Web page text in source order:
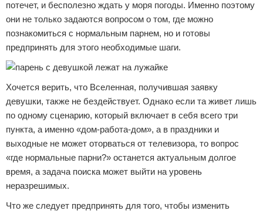
потечет, и бесполезно ждать у моря погоды. Именно поэтому
они не только задаются вопросом о том, где можно
познакомиться с нормальным парнем, но и готовы
предпринять для этого необходимые шаги.
Хочется верить, что Вселенная, получившая заявку
девушки, также не бездействует. Однако если та живет лишь
по одному сценарию, который включает в себя всего три
пункта, а именно «дом-работа-дом», а в праздники и
выходные не может оторваться от телевизора, то вопрос
«где нормальные парни?» останется актуальным долгое
время, а задача поиска может выйти на уровень
неразрешимых.
Что же следует предпринять для того, чтобы изменить